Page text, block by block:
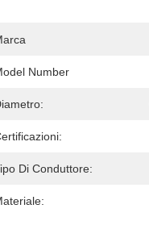
Number
Di Conduttore: